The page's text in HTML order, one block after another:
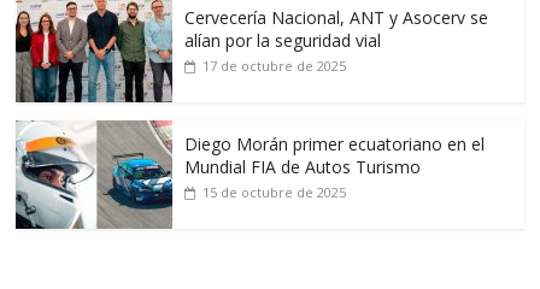
Cervecería Nacional, ANT y Asocerv se
alían por la seguridad vial
17 de octubre de 2025
Diego Morán primer ecuatoriano en el
Mundial FIA de Autos Turismo
15 de octubre de 2025